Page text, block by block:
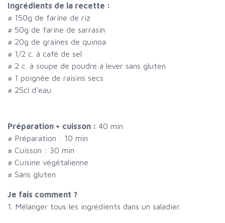
Ingrédients de la recette :
# 150g de farine de riz
# 50g de farine de sarrasin
# 20g de graines de quinoa
# 1/2 c. à café de sel
# 2 c. à soupe de poudre à lever sans gluten
# 1 poignée de raisins secs
# 25cl d'eau
Préparation + cuisson : 40 min
# Préparation : 10 min
# Cuisson : 30 min
# Cuisine végétalienne
# Sans gluten
Je fais comment ?
1. Mélanger tous les ingrédients dans un saladier.